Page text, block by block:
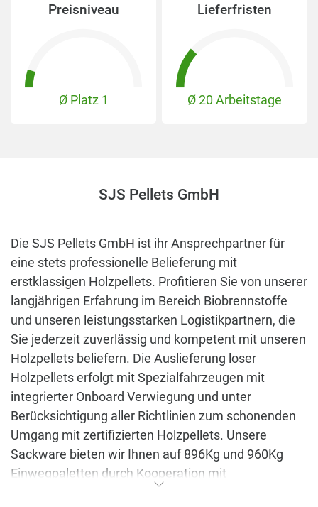
Preisniveau
Ø Platz 1
Lieferfristen
Ø 20 Arbeitstage
SJS Pellets GmbH
Die SJS Pellets GmbH ist ihr Ansprechpartner für
eine stets professionelle Belieferung mit
erstklassigen Holzpellets. Profitieren Sie von unserer
langjährigen Erfahrung im Bereich Biobrennstoffe
und unseren leistungsstarken Logistikpartnern, die
Sie jederzeit zuverlässig und kompetent mit unseren
Holzpellets beliefern. Die Auslieferung loser
Holzpellets erfolgt mit Spezialfahrzeugen mit
integrierter Onboard Verwiegung und unter
Berücksichtigung aller Richtlinien zum schonenden
Umgang mit zertifizierten Holzpellets. Unsere
Sackware bieten wir Ihnen auf 896Kg und 960Kg
Einwegpaletten durch Kooperation mit